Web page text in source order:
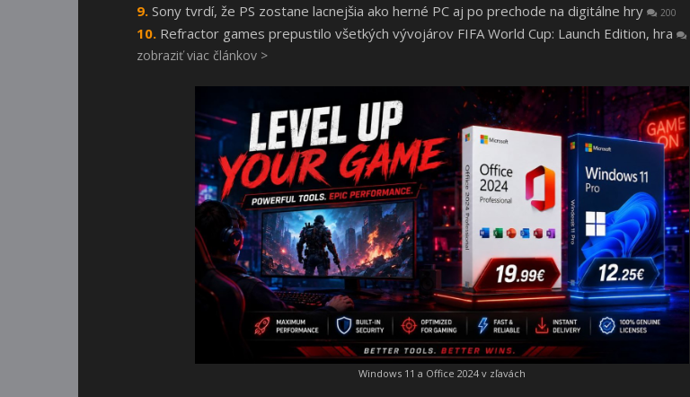
Sony tvrdí, že PS zostane lacnejšia ako herné PC aj po prechode na digitálne hry 200
Refractor games prepustilo všetkých vývojárov FIFA World Cup: Launch Edition, hra
zobraziť viac článkov >
Windows 11 a Office 2024 v zľavách